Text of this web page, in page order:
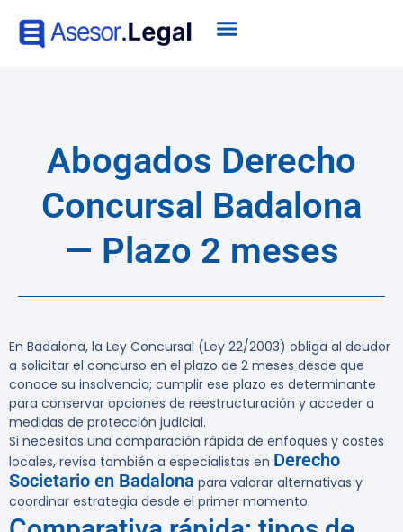
Abogados Derecho
Concursal Badalona
— Plazo 2 meses
En Badalona, la Ley Concursal (Ley 22/2003) obliga al deudor
a solicitar el concurso en el plazo de 2 meses desde que
conoce su insolvencia; cumplir ese plazo es determinante
para conservar opciones de reestructuración y acceder a
medidas de protección judicial.
Si necesitas una comparación rápida de enfoques y costes
locales, revisa también a especialistas en Derecho
Societario en Badalona para valorar alternativas y
coordinar estrategia desde el primer momento.